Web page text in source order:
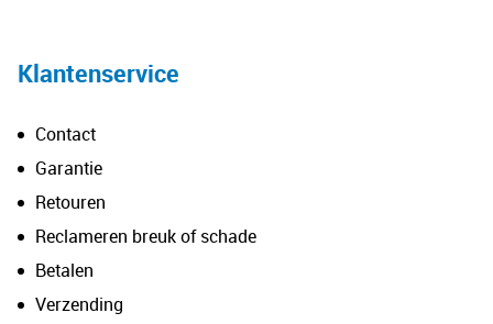
Klantenservice
Contact
Garantie
Retouren
Reclameren breuk of schade
Betalen
Verzending